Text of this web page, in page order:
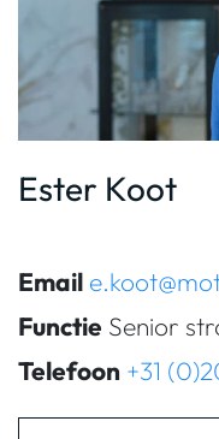
Ester Koot
Email
Functie Senior
Telefoon +31